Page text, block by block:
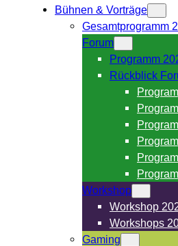
Bühnen & Vorträge
Gesamtprogramm
Forum
Programm
Rückblick
Workshop
Workshop
Workshops
Gaming